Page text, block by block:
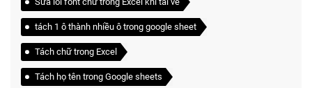
tách 1 ô thành nhiều ô trong google sheet
Tách chữ trong Excel
Tách họ tên trong Google sheets